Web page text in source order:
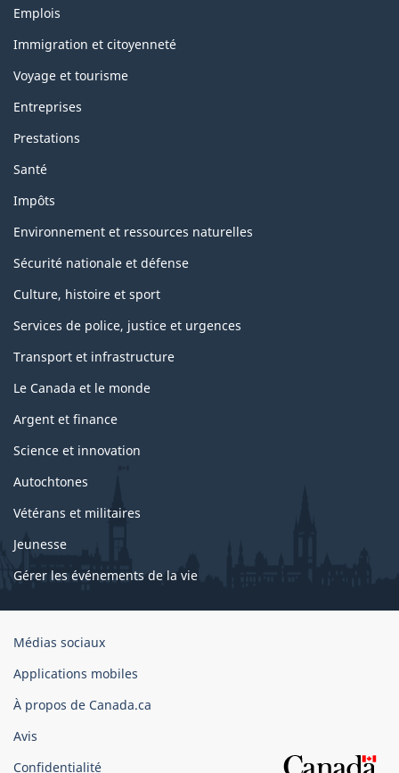
Thèmes
sujets
Emplois
Immigration et citoyenneté
Voyage et tourisme
Entreprises
Prestations
Santé
Impôts
Environnement et ressources naturelles
Sécurité nationale et défense
Culture, histoire et sport
Services de police, justice et urgences
Transport et infrastructure
Le Canada et le monde
Argent et finance
Science et innovation
Autochtones
Vétérans et militaires
Jeunesse
Gérer les événements de la vie
Organisation
gouvernement
du
Canada
Médias sociaux
Applications mobiles
À propos de Canada.ca
Avis
Confidentialité